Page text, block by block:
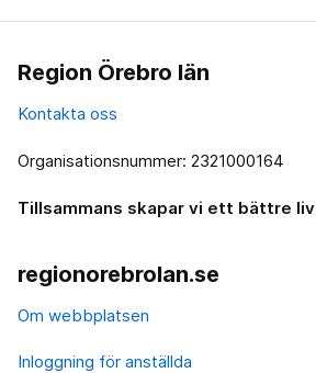
Region Örebro län
Kontakta oss
Organisationsnummer: 2321000164
Tillsammans skapar vi ett bättre liv
regionorebrolan.se
Om webbplatsen
Inloggning för anställda